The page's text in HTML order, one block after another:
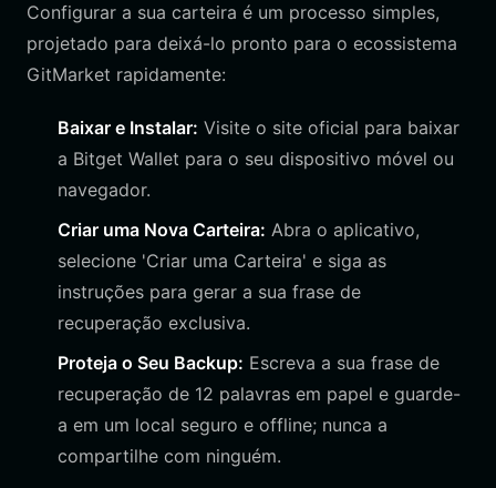
Configurar a sua carteira é um processo simples,
projetado para deixá-lo pronto para o ecossistema
GitMarket rapidamente:
Baixar e Instalar: Visite o site oficial para baixar
a Bitget Wallet para o seu dispositivo móvel ou
navegador.
Criar uma Nova Carteira: Abra o aplicativo,
selecione 'Criar uma Carteira' e siga as
instruções para gerar a sua frase de
recuperação exclusiva.
Proteja o Seu Backup: Escreva a sua frase de
recuperação de 12 palavras em papel e guarde-
a em um local seguro e offline; nunca a
compartilhe com ninguém.